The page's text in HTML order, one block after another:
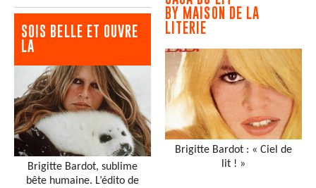
SOIS BELLE ET OUVRE
LA
Brigitte Bardot, sublime
bête humaine. L’édito de
BY MAISON DE LA
LITERIE
Brigitte Bardot : « Ciel de
lit ! »